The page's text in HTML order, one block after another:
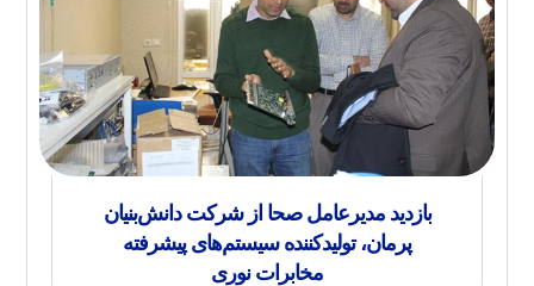
بازدید مدیرعامل صحا از شرکت دانش‌بنیان
پرمان، تولیدکننده سیستم‌های پیشرفته
مخابرات نوری